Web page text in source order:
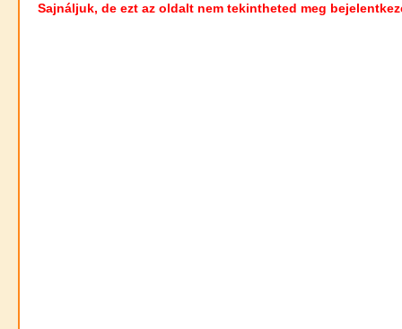
Sajnáljuk, de ezt az oldalt nem tekintheted meg